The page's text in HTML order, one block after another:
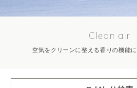
Clean air
空気をクリーンに整える香りの機能